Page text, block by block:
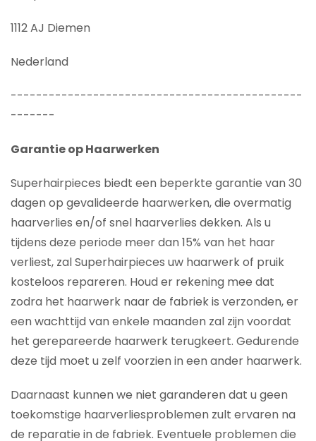
1112 AJ Diemen
Nederland
----------------------------------------------
-------
Garantie op Haarwerken
Superhairpieces biedt een beperkte garantie van 30
dagen op gevalideerde haarwerken, die overmatig
haarverlies en/of snel haarverlies dekken. Als u
tijdens deze periode meer dan 15% van het haar
verliest, zal Superhairpieces uw haarwerk of pruik
kosteloos repareren. Houd er rekening mee dat
zodra het haarwerk naar de fabriek is verzonden, er
een wachttijd van enkele maanden zal zijn voordat
het gerepareerde haarwerk terugkeert. Gedurende
deze tijd moet u zelf voorzien in een ander haarwerk.
Daarnaast kunnen we niet garanderen dat u geen
toekomstige haarverliesproblemen zult ervaren na
de reparatie in de fabriek. Eventuele problemen die